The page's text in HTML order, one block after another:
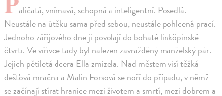
aličatá, vnímavá, schopná a inteligentní. Posedlá.
Neustále na útěku sama před sebou, neustále pohlcená prací.
Jednoho zářijového dne ji povolají do bohaté linköpinské
čtvrti. Ve vířivce tady byl nalezen zavražděný manželský pár.
Jejich pětiletá dcera Ella zmizela. Nad městem visí těžká
dešťová mračna a Malin Forsová se noří do případu, v němž
se začínají stírat hranice mezi životem a smrtí, mezi dobrem a